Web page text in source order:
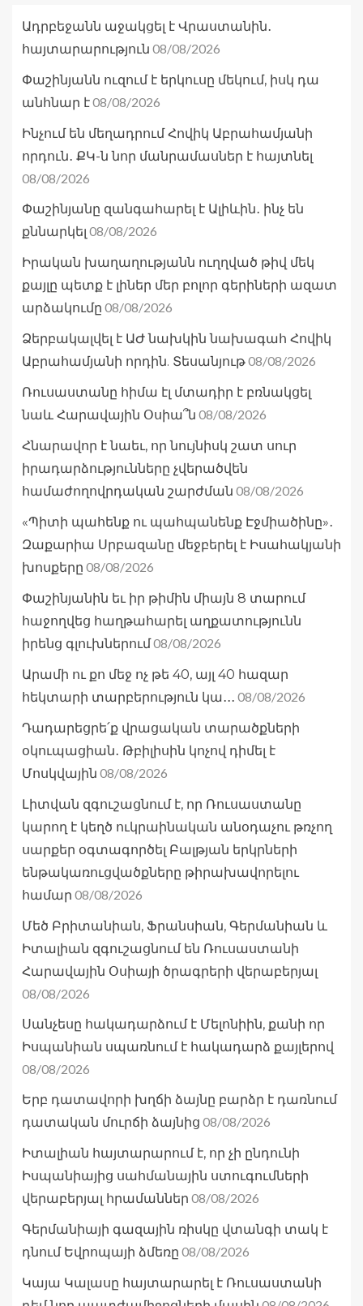
Ադրբեջանն աջակցել է Վրաստանին․
հայտարարություն 08/08/2026
Փաշինյանն ուզում է երկուսը մեկում, իսկ դա
անհնար է08/08/2026
Ինչում են մեղադրում Հովիկ Աբրահամյանի
որդուն․ ՔԿ-ն նոր մանրամասներ է հայտնել
08/08/2026
Փաշինյանը զանգահարել է Ալիևին․ ինչ են
քննարկել 08/08/2026
Իրական խաղաղությանն ուղղված թիվ մեկ
քայլը պետք է լիներ մեր բոլոր գերիների ազատ
արձակումը 08/08/2026
Ձերբակալվել է ԱԺ նախկին նախագահ Հովիկ
Աբրահամյանի որդին. Տեսանյութ08/08/2026
Ռուսաստանը հիմա էլ մտադիր է բռնակցել
նաև Հարավային Օսիա՞ն 08/08/2026
Հնարավոր է նաեւ, որ նույնիսկ շատ սուր
իրադարձությունները չվերածվեն
համաժողովրդական շարժման 08/08/2026
«Պիտի պահենք ու պահպանենք Էջմիածինը»․
Զաքարիա Սրբազանը մեջբերել է Իսահակյանի
խոսքերը 08/08/2026
Փաշինյանին եւ իր թիմին միայն 8 տարում
հաջողվեց հաղթահարել աղքատությունն
իրենց գլուխներում08/08/2026
Արամի ու քո մեջ ոչ թե 40, այլ 40 հազար
հեկտարի տարբերություն կա․․․ 08/08/2026
Դադարեցրե՛ք վրացական տարածքների
օկուպացիան․ Թբիլիսին կոչով դիմել է
Մոսկվային 08/08/2026
Լիտվան զգուշացնում է, որ Ռուսաստանը
կարող է կեղծ ուկրաինական անօդաչու թռչող
սարքեր օգտագործել Բալթյան երկրների
ենթակառուցվածքները թիրախավորելու
համար 08/08/2026
Մեծ Բրիտանիան, Ֆրանսիան, Գերմանիան և
Իտալիան զգուշացնում են Ռուսաստանի
Հարավային Օսիայի ծրագրերի վերաբերյալ
08/08/2026
Սանչեսը հակադարձում է Մելոնիին, քանի որ
Իսպանիան սպառնում է հակադարձ քայլերով
08/08/2026
Երբ դատավորի խղճի ձայնը բարձր է դառնում
դատական մուրճի ձայնից 08/08/2026
Իտալիան հայտարարում է, որ չի ընդունի
Իսպանիայից սահմանային ստուգումների
վերաբերյալ հրամաններ 08/08/2026
Գերմանիայի գազային ռիսկը վտանգի տակ է
դնում Եվրոպայի ձմեռը 08/08/2026
Կայա Կալասը հայտարարել է Ռուսաստանի